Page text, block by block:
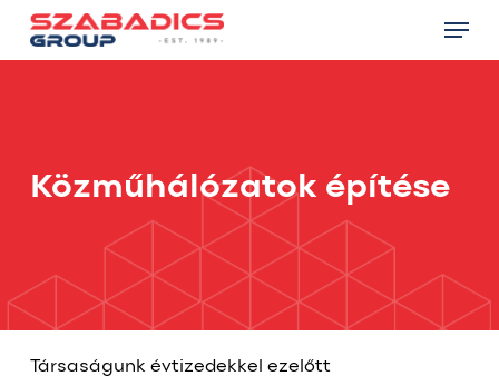
Skip
main
Közműhálózatok építése
Társaságunk évtizedekkel ezelőtt